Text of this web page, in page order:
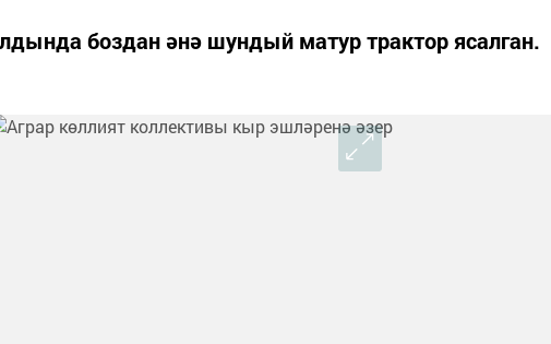
боздан әнә шундый матур трактор ясалган.